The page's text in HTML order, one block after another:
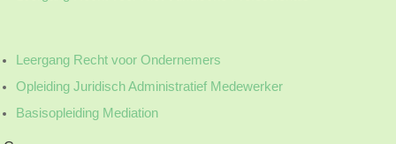
Leergang Recht voor Ondernemers
Opleiding Juridisch Administratief Medewerker
Basisopleiding Mediation